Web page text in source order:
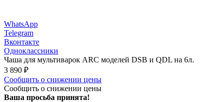
WhatsApp
Telegram
Вконтакте
Одноклассники
Чаша для мультиварок ARC моделей DSB и QDL на 6л.
3 890 ₽
Сообщить о снижении цены
Сообщить о снижении цены
Ваша просьба принята!